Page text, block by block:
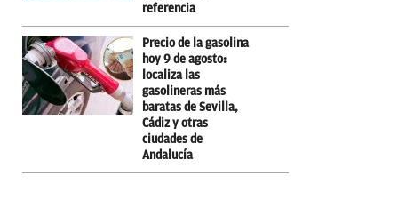
referencia
Precio de la gasolina
hoy 9 de agosto:
localiza las
gasolineras más
baratas de Sevilla,
Cádiz y otras
ciudades de
Andalucía